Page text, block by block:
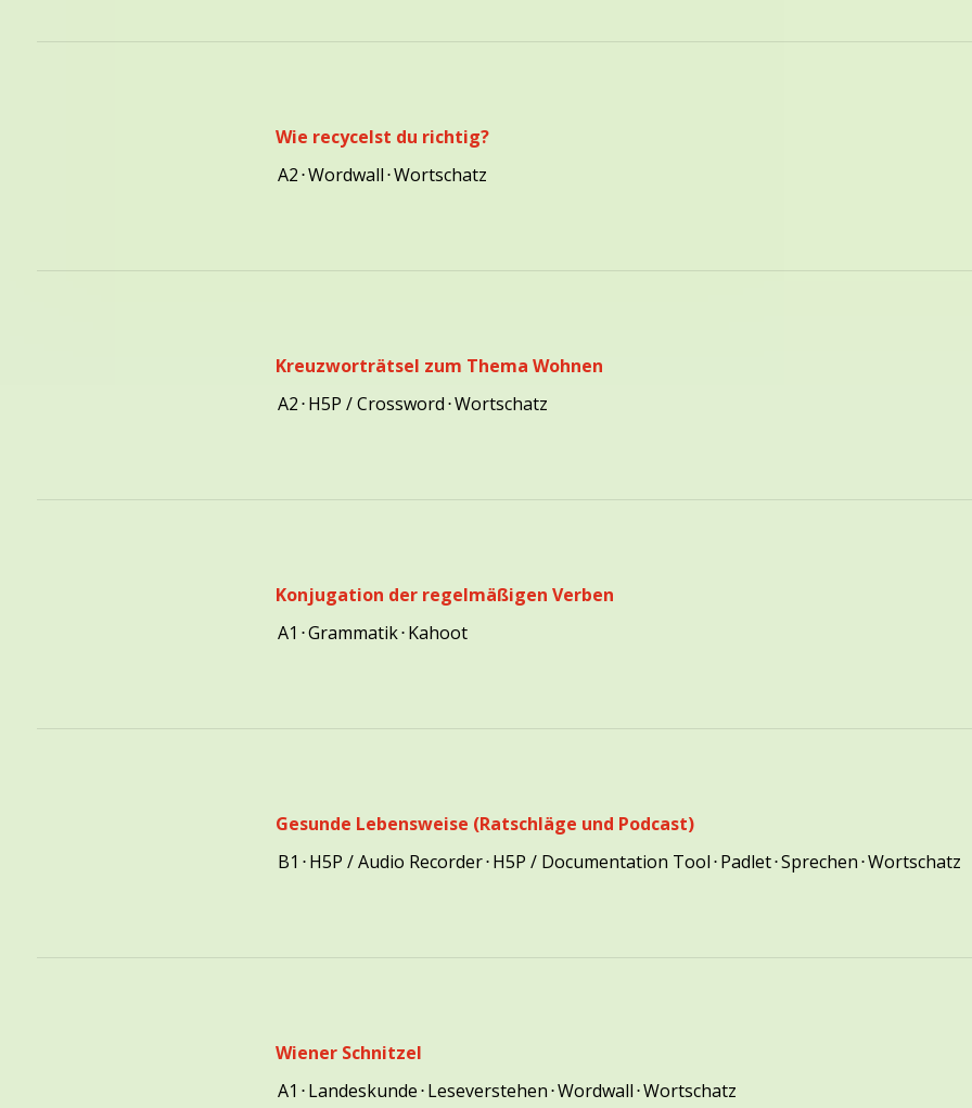
Wie recycelst du richtig?
A2⋅Wordwall⋅Wortschatz
Kreuzworträtsel zum Thema Wohnen
A2⋅H5P / Crossword⋅Wortschatz
Konjugation der regelmäßigen Verben
A1 ⋅Grammatik⋅Kahoot
Gesunde Lebensweise (Ratschläge und Podcast)
B1 ⋅H5P / Audio Recorder⋅H5P / Documentation Tool⋅Padlet⋅Sprechen⋅Wortschatz
Wiener Schnitzel
A1 ⋅Landeskunde⋅Leseverstehen⋅Wordwall⋅Wortschatz